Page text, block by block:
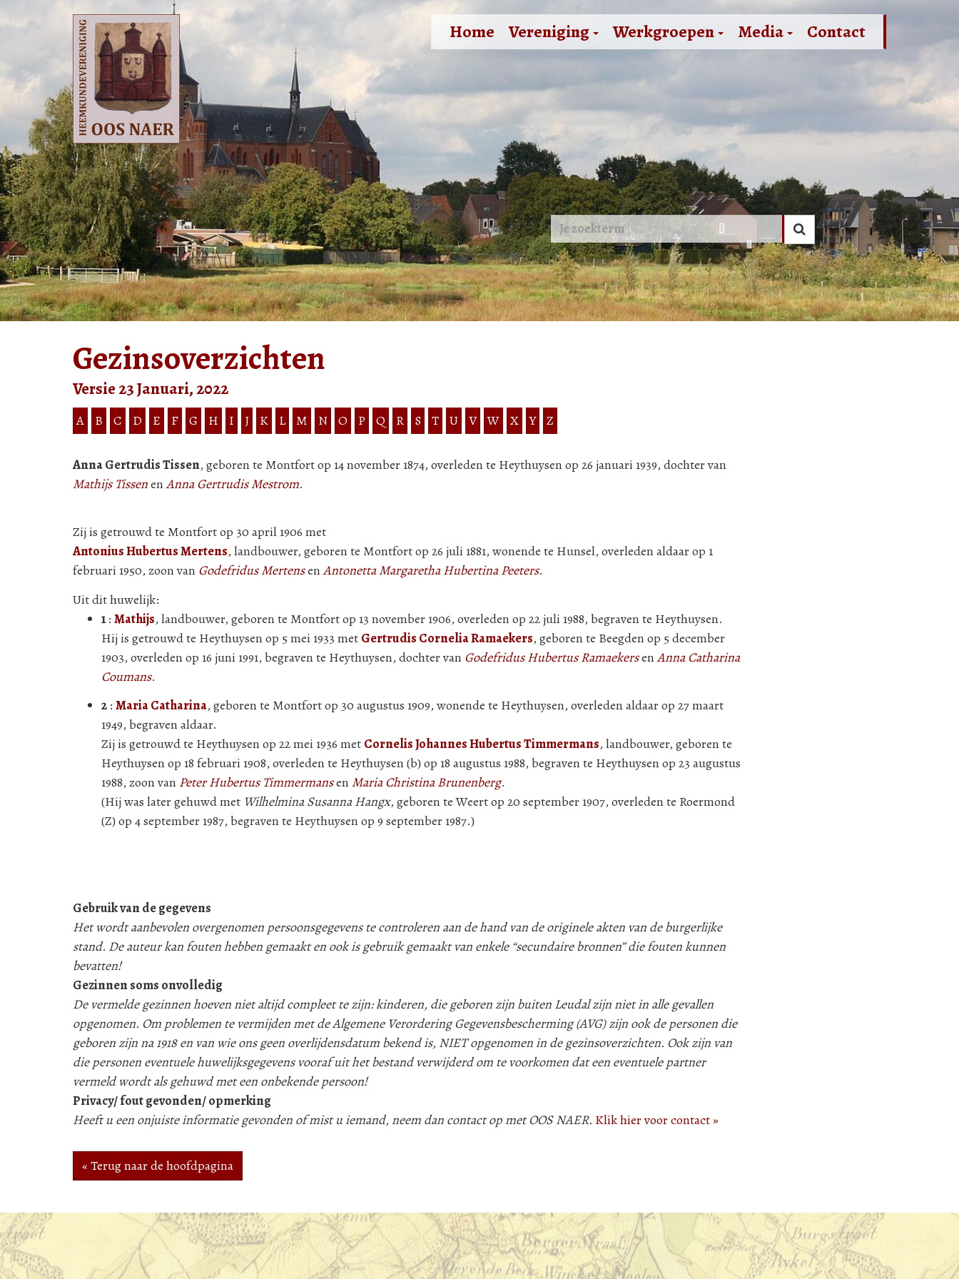
Home Vereniging Werkgroepen Media Contact
Gezinsoverzichten
Versie 23 Januari, 2022
A B C D E F G H I J K L M N O P Q R S T U V W X Y Z
Anna Gertrudis Tissen, geboren te Montfort op 14 november 1874, overleden te Heythuysen op 26 januari 1939, dochter van
Mathijs TissenenAnna Gertrudis Mestrom.
Zij is getrouwd te Montfort op 30 april 1906 met
Antonius Hubertus Mertens, landbouwer, geboren te Montfort op 26 juli 1881, wonende te Hunsel, overleden aldaar op 1
februari 1950, zoon van Godefridus MertensenAntonetta Margaretha Hubertina Peeters.
Uit dit huwelijk:
1 : Mathijs, landbouwer, geboren te Montfort op 13 november 1906, overleden op 22 juli 1988, begraven te Heythuysen.
Hij is getrouwd te Heythuysen op 5 mei 1933 met Gertrudis Cornelia Ramaekers, geboren te Beegden op 5 december
1903, overleden op 16 juni 1991, begraven te Heythuysen, dochter van Godefridus Hubertus RamaekersenAnna Catharina
Coumans.
2 : Maria Catharina, geboren te Montfort op 30 augustus 1909, wonende te Heythuysen, overleden aldaar op 27 maart
1949, begraven aldaar.
Zij is getrouwd te Heythuysen op 22 mei 1936 met Cornelis Johannes Hubertus Timmermans, landbouwer, geboren te
Heythuysen op 18 februari 1908, overleden te Heythuysen (b) op 18 augustus 1988, begraven te Heythuysen op 23 augustus
1988, zoon van Peter Hubertus Timmermansen Maria Christina Brunenberg.
(Hij was later gehuwd met Wilhelmina Susanna Hangx, geboren te Weert op 20 september 1907, overleden te Roermond
(Z) op 4 september 1987, begraven te Heythuysen op 9 september 1987.)
Gebruik van de gegevens
Het wordt aanbevolen overgenomen persoonsgegevens te controleren aan de hand van de originele akten van de burgerlijke
stand. De auteur kan fouten hebben gemaakt en ook is gebruik gemaakt van enkele “secundaire bronnen” die fouten kunnen
bevatten!
Gezinnen soms onvolledig
De vermelde gezinnen hoeven niet altijd compleet te zijn: kinderen, die geboren zijn buiten Leudal zijn niet in alle gevallen
opgenomen. Om problemen te vermijden met de Algemene Verordering Gegevensbescherming (AVG) zijn ook de personen die
geboren zijn na 1918 en van wie ons geen overlijdensdatum bekend is, NIET opgenomen in de gezinsoverzichten. Ook zijn van
die personen eventuele huwelijksgegevens vooraf uit het bestand verwijderd om te voorkomen dat een eventuele partner
vermeld wordt als gehuwd met een onbekende persoon!
Privacy/ fout gevonden/ opmerking
Heeft u een onjuiste informatie gevonden of mist u iemand, neem dan contact op met OOS NAER. Klik hier voor contact »
« Terug naar de hoofdpagina